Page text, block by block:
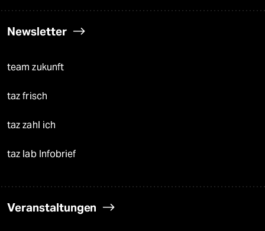
Newsletter
team zukunft
taz frisch
taz zahl ich
taz lab Infobrief
Veranstaltungen